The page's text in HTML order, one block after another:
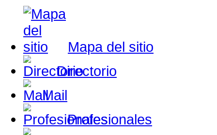
Mapa del sitio
Directorio
Mail
Profesionales